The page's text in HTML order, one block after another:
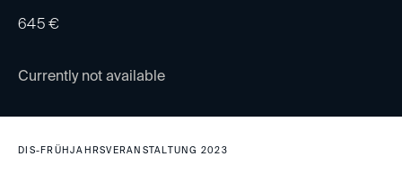
645€
Currently not available
DIS-FRÜHJAHRSVERANSTALTUNG 2023